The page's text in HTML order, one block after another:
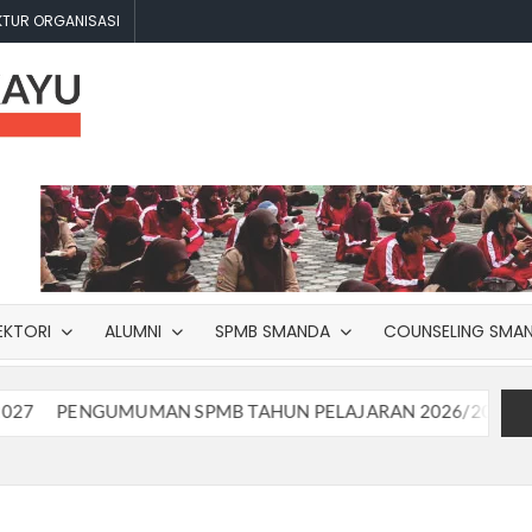
ORGANISASI
NEGERI
2
SEKAYU
Excellence
ALUMNI SPMB SMANDA COUNSELING
SPMB TAHUN PELAJARAN 2026/2027 JALUR TES